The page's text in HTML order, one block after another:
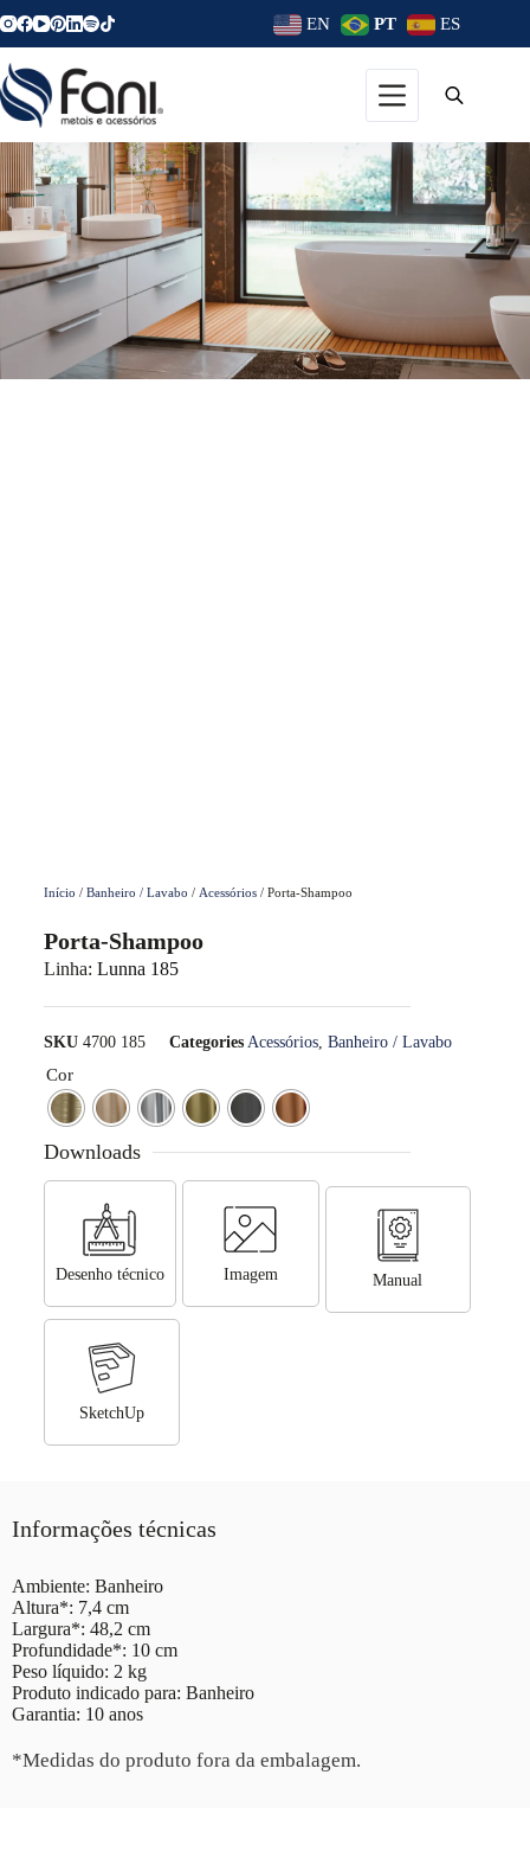
EN PT ES
Início / Banheiro / Lavabo / Acessórios/ Porta-Shampoo
Porta-Shampoo
Linha: Lunna 185
SKU 4700 185 Categories Acessórios, Banheiro / Lavabo
Cor
Downloads
Desenho técnico Imagem Manual
SketchUp
Informações técnicas
Ambiente: Banheiro
Altura*: 7,4 cm
Largura*: 48,2 cm
Profundidade*: 10 cm
Peso líquido: 2 kg
Produto indicado para: Banheiro
Garantia: 10 anos
*Medidas do produto fora da embalagem.